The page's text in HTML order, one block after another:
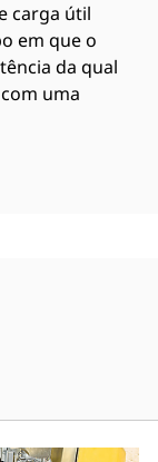
carga útil
em que o
da qual
uma